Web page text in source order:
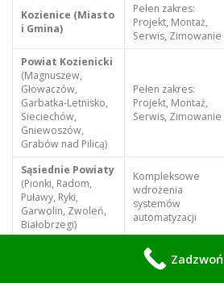
Kozienice (Miasto
i Gmina)
Pełen zakres:
Projekt, Montaż,
Serwis, Zimowanie
Powiat Kozienicki
(Magnuszew,
Głowaczów,
Garbatka-Letnisko,
Sieciechów,
Gniewoszów,
Grabów nad Pilicą)
Pełen zakres:
Projekt, Montaż,
Serwis, Zimowanie
Sąsiednie Powiaty
(Pionki, Radom,
Puławy, Ryki,
Garwolin, Zwoleń,
Białobrzegi)
Kompleksowe
wdrożenia
systemów
automatyzacji
Zadzwoń